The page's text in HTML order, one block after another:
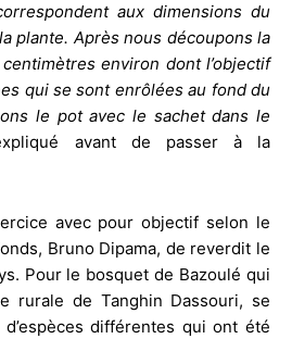
aux dimensions du
plante. Après nous découpons la
environ dont l’objectif
qui se sont enrôlées au fond du
le pot avec le sachet dans le
avant de passer à la
avec pour objectif selon le
Bruno Dipama, de reverdit le
Pour le bosquet de Bazoulé qui
rurale de Tanghin Dassouri, se
différentes qui ont été